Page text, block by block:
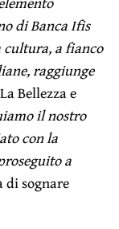
di Banca Ifis
cultura, a fianco
raggiunge
La Bellezza e
il nostro
con la
a
di sognare